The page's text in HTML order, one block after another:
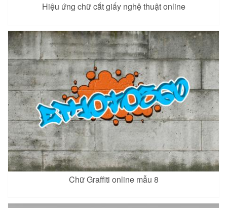
Hiệu ứng chữ cắt giấy nghệ thuật online
Chữ Graffiti online mẫu 8